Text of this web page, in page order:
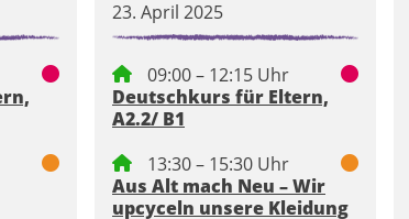
23. April 2025
09:00 – 12:15 Uhr
Deutschkurs für Eltern,
A2.2/ B1
13:30 – 15:30 Uhr
Aus Alt mach Neu – Wir
upcyceln unsere Kleidung